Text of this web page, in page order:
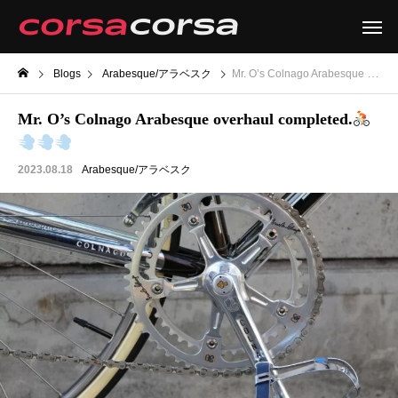
Blogs Arabesque/アラベスク Mr. O’s Colnago Arabesque overhaul completed.
Mr. O’s Colnago Arabesque overhaul completed.
2023.08.18 Arabesque/アラベスク